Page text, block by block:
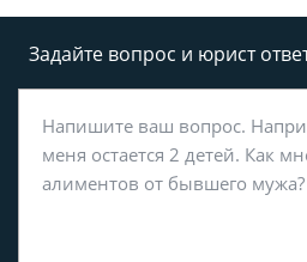
Задайте вопрос и юрист